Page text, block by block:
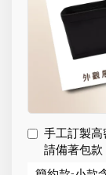
手工訂製
請備著包